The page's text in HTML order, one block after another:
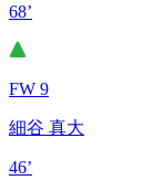
68’
FW 9
細谷 真大
46’